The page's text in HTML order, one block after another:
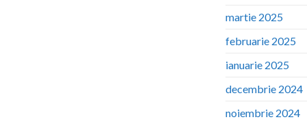
martie 2025
februarie 2025
ianuarie 2025
decembrie 2024
noiembrie 2024